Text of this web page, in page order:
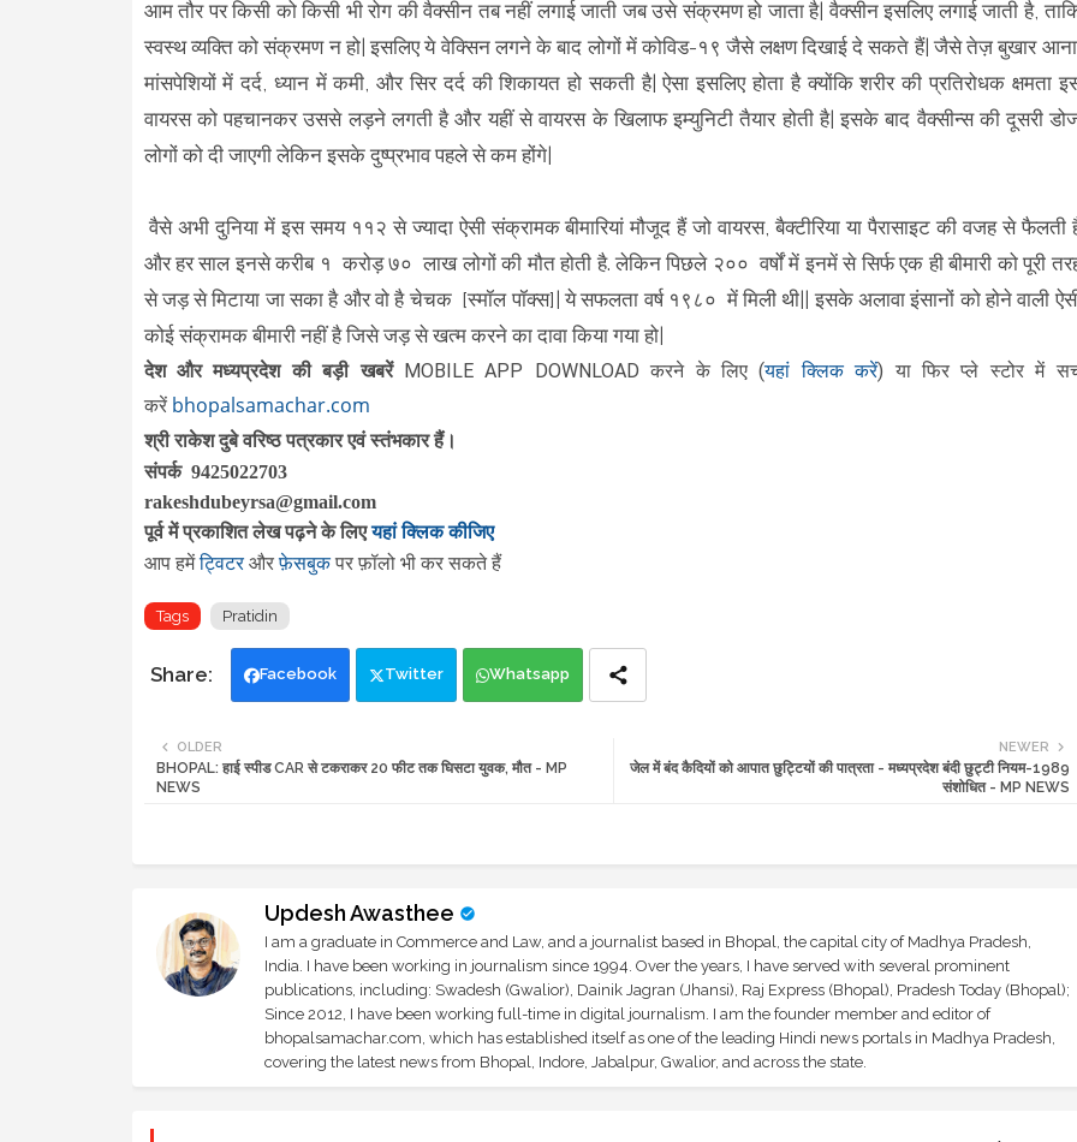
आम तौर पर किसी को किसी भी रोग की वैक्सीन तब नहीं लगाई जाती जब उसे संक्रमण हो जाता है| वैक्सीन इसलिए लगाई जाती है,
स्वस्थ व्यक्ति को संक्रमण न हो| इसलिए ये वेक्सिन लगने के बाद लोगों में कोविड-१९ जैसे लक्षण दिखाई दे सकते हैं| जैसे तेज़ बुखार
मांसपेशियों में दर्द, ध्यान में कमी, और सिर दर्द की शिकायत हो सकती है| ऐसा इसलिए होता है क्योंकि शरीर की प्रतिरोधक क्षमता
वायरस को पहचानकर उससे लड़ने लगती है और यहीं से वायरस के खिलाफ इम्युनिटी तैयार होती है| इसके बाद वैक्सीन्स की दूसरी
लोगों को दी जाएगी लेकिन इसके दुष्प्रभाव पहले से कम होंगे|
वैसे अभी दुनिया में इस समय ११२ से ज्यादा ऐसी संक्रामक बीमारियां मौजूद हैं जो वायरस, बैक्टीरिया या पैरासाइट की वजह से फैलती
और हर साल इनसे करीब १ करोड़ ७० लाख लोगों की मौत होती है. लेकिन पिछले २०० वर्षों में इनमें से सिर्फ एक ही बीमारी को पूरी
से जड़ से मिटाया जा सका है और वो है चेचक [स्मॉल पॉक्स]| ये सफलता वर्ष १९८० में मिली थी|| इसके अलावा इंसानों को होने वाली
कोई संक्रामक बीमारी नहीं है जिसे जड़ से खत्म करने का दावा किया गया हो|
देश और मध्यप्रदेश की बड़ी खबरें MOBILE APP DOWNLOAD करने के लिए(यहां क्लिक करें) या फिरप्ले स्टोर में
करें bhopalsamachar.com
श्री राकेश दुबे वरिष्ठ पत्रकार एवं स्तंभकार हैं।
संपर्क 9425022703
rakeshdubeyrsa@gmail.com
पूर्व में प्रकाशित लेख पढ़ने के लिएयहां क्लिक कीजिए
आप हमेंट्विटरऔरफ़ेसबुकपर फ़ॉलो भी कर सकते हैं
Tags Pratidin
Facebook Twitter Whatsapp
NEWER
जेल में बंद कैदियों को आपात छुट्टियों की पात्रता - मध्यप्रदेश बंदी छुट्टी नियम-1989
संशोधित - MP NEWS
OLDER
BHOPAL: हाई स्पीड CAR से टकराकर 20 फीट तक घिसटा युवक, मौत - MP
NEWS
Updesh Awasthee
I am a graduate in Commerce and Law, and a journalist based in Bhopal, the capital city of Madhya Pradesh,
India. I have been working in journalism since 1994. Over the years, I have served with several prominent
publications, including: Swadesh (Gwalior), Dainik Jagran (Jhansi), Raj Express (Bhopal), Pradesh Today (Bhopal);
Since 2012, I have been working full-time in digital journalism. I am the founder member and editor of
bhopalsamachar.com, which has established itself as one of the leading Hindi news portals in Madhya Pradesh,
covering the latest news from Bhopal, Indore, Jabalpur, Gwalior, and across the state.